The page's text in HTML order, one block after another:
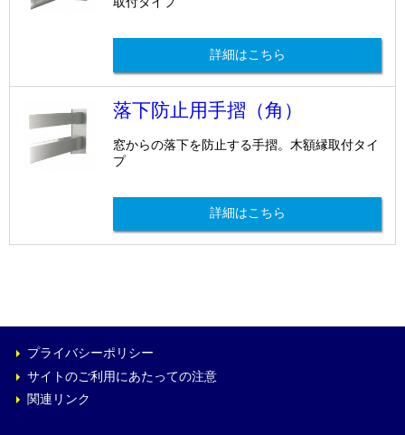
詳細はこちら
落下防止用手摺（角）
窓からの落下を防止する手摺。木額縁取付タイ
プ
詳細はこちら
交換品 - 仕様チェックシート
※ファイルはExcel形式です。
錠前用（レバーハンドル型・握り玉型）
ドアクローザー用
プライバシーポリシー
サイトのご利用にあたっての注意
関連リンク